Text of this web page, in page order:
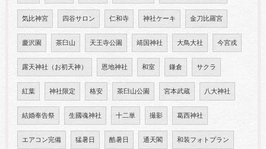
気比神宮 四谷サロン 仁和寺 神社ケーキ 金刀比羅宮
慶沢園 茶臼山 天王寺公園 靖国神社 大鳥大社 今宮戎
露天神社（お初天神） 恩地神社 和室 鎌倉 サクラ
紅葉 神社限定 格安 茶臼山公園 宮本武蔵 八大神社
結婚奉告祭 生國魂神社 十二単 撮影 葛西神社
エアコン完備 猛暑日 酷暑日 通天閣 和装フォトプラン